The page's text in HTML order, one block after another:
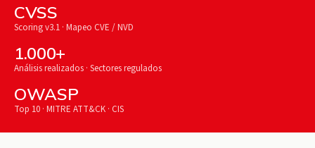
CVSS
Scoring v3.1 · Mapeo CVE / NVD
1.000+
Análisis realizados · Sectores regulados
OWASP
Top 10 · MITRE ATT&CK · CIS